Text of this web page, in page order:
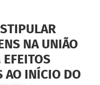
NA UNIÃO
EFEITOS
AO INÍCIO DO